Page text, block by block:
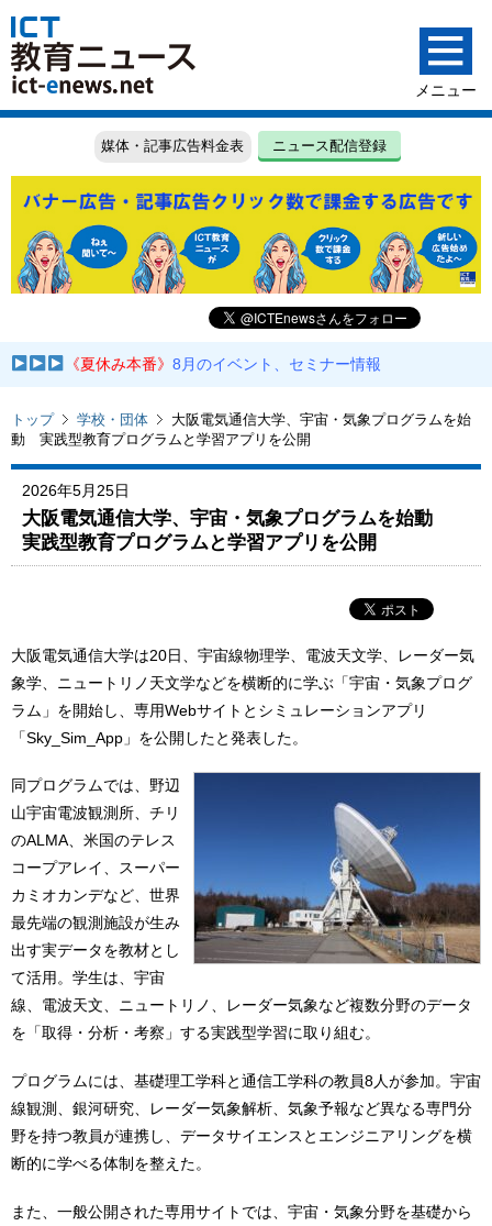
媒体・記事広告料金表 ニュース配信登録
《夏休み本番》8月のイベント、セミナー情報
トップ 学校・団体
大阪電気通信大学、宇宙・気象プログラムを始
動 実践型教育プログラムと学習アプリを公開
2026年5月25日
大阪電気通信大学、宇宙・気象プログラムを始動
実践型教育プログラムと学習アプリを公開
大阪電気通信大学は20日、宇宙線物理学、電波天文学、レーダー気
象学、ニュートリノ天文学などを横断的に学ぶ「宇宙・気象プログ
ラム」を開始し、専用Webサイトとシミュレーションアプリ
「Sky_Sim_App」を公開したと発表した。
同プログラムでは、野辺
山宇宙電波観測所、チリ
のALMA、米国のテレス
コープアレイ、スーパー
カミオカンデなど、世界
最先端の観測施設が生み
出す実データを教材とし
て活用。学生は、宇宙
線、電波天文、ニュートリノ、レーダー気象など複数分野のデータ
を「取得・分析・考察」する実践型学習に取り組む。
プログラムには、基礎理工学科と通信工学科の教員8人が参加。宇宙
線観測、銀河研究、レーダー気象解析、気象予報など異なる専門分
野を持つ教員が連携し、データサイエンスとエンジニアリングを横
断的に学べる体制を整えた。
また、一般公開された専用サイトでは、宇宙・気象分野を基礎から